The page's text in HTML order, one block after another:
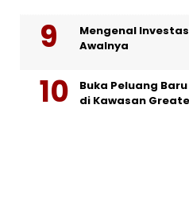
Mengenal
Awalnya
Buka Peluang
di Kawasan